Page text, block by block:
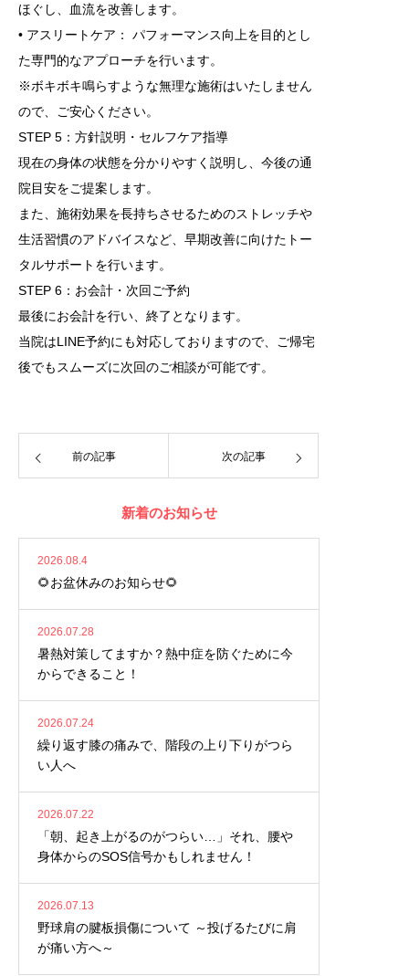
ほぐし、血流を改善します。
• アスリートケア： パフォーマンス向上を目的とし
た専門的なアプローチを行います。
※ボキボキ鳴らすような無理な施術はいたしません
ので、ご安心ください。
STEP 5：方針説明・セルフケア指導
現在の身体の状態を分かりやすく説明し、今後の通
院目安をご提案します。
また、施術効果を長持ちさせるためのストレッチや
生活習慣のアドバイスなど、早期改善に向けたトー
タルサポートを行います。
STEP 6：お会計・次回ご予約
最後にお会計を行い、終了となります。
当院はLINE予約にも対応しておりますので、ご帰宅
後でもスムーズに次回のご相談が可能です。
前の記事 次の記事
新着のお知らせ
2026.08.4
🌻お盆休みのお知らせ🌻
2026.07.28
暑熱対策してますか？熱中症を防ぐために今
からできること！
2026.07.24
繰り返す膝の痛みで、階段の上り下りがつら
い人へ
2026.07.22
「朝、起き上がるのがつらい…」それ、腰や
身体からのSOS信号かもしれません！
2026.07.13
野球肩の腱板損傷について ～投げるたびに肩
が痛い方へ～